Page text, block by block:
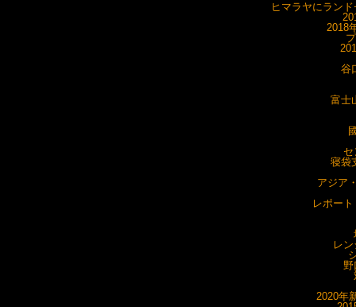
ヒマラヤにラン
2018
谷
富士
寝袋
アジア
レポー
レ
野
2020年